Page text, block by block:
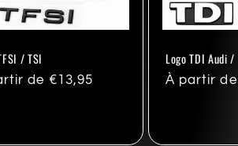
/ TSI
de €13,95
Logo TDI Audi /
Prix
À partir